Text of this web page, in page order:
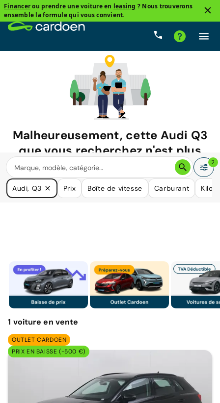
Financerou prendre une voiture en leasing ? Nous trouverons
ensemble la formule qui vous convient.
Malheureusement, cette Audi Q3
que vous recherchez n'est plus
disponible.
Nous avons de nombreuses voitures qui pourraient répondre
à vos besoins.
2
Audi, Q3 Prix Boîte de vitesse Carburant
1 voitureen vente
OUTLET CARDOEN
PRIX EN BAISSE (-500 €)